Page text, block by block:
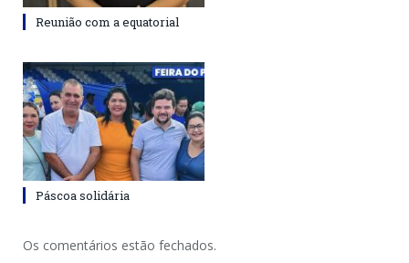
Reunião com a equatorial
Páscoa solidária
Os comentários estão fechados.